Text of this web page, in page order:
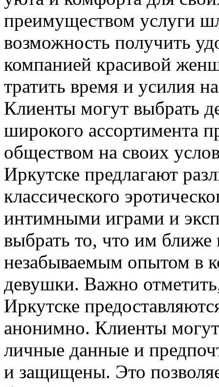
преимуществом услуги
возможность получить
компанией красивой
тратить время и усилия
Клиенты могут выбрать
широкого ассортимента
обществом на своих
Иркутске предлагают
классического
интимными играми и
выбрать то, что им ближе
незабываемым опытом в
девушки. Важно
Иркутске
анонимно. Клиенты
личные данные и
и защищены. Это